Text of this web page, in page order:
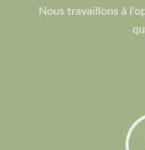
Nous travaillons à